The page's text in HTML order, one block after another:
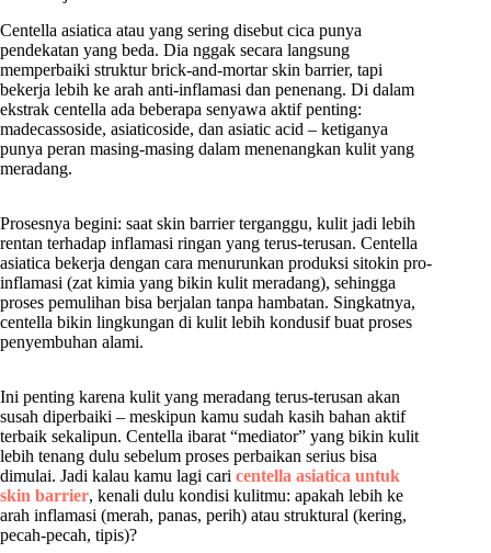
Centella asiatica atau yang sering disebut cica punya
pendekatan yang beda. Dia nggak secara langsung
memperbaiki struktur brick-and-mortar skin barrier, tapi
bekerja lebih ke arah anti-inflamasi dan penenang. Di dalam
ekstrak centella ada beberapa senyawa aktif penting:
madecassoside, asiaticoside, dan asiatic acid – ketiganya
punya peran masing-masing dalam menenangkan kulit yang
meradang.
Prosesnya begini: saat skin barrier terganggu, kulit jadi lebih
rentan terhadap inflamasi ringan yang terus-terusan. Centella
asiatica bekerja dengan cara menurunkan produksi sitokin pro-
inflamasi (zat kimia yang bikin kulit meradang), sehingga
proses pemulihan bisa berjalan tanpa hambatan. Singkatnya,
centella bikin lingkungan di kulit lebih kondusif buat proses
penyembuhan alami.
Ini penting karena kulit yang meradang terus-terusan akan
susah diperbaiki – meskipun kamu sudah kasih bahan aktif
terbaik sekalipun. Centella ibarat “mediator” yang bikin kulit
lebih tenang dulu sebelum proses perbaikan serius bisa
dimulai. Jadi kalau kamu lagi cari centella asiatica untuk
skin barrier, kenali dulu kondisi kulitmu: apakah lebih ke
arah inflamasi (merah, panas, perih) atau struktural (kering,
pecah-pecah, tipis)?